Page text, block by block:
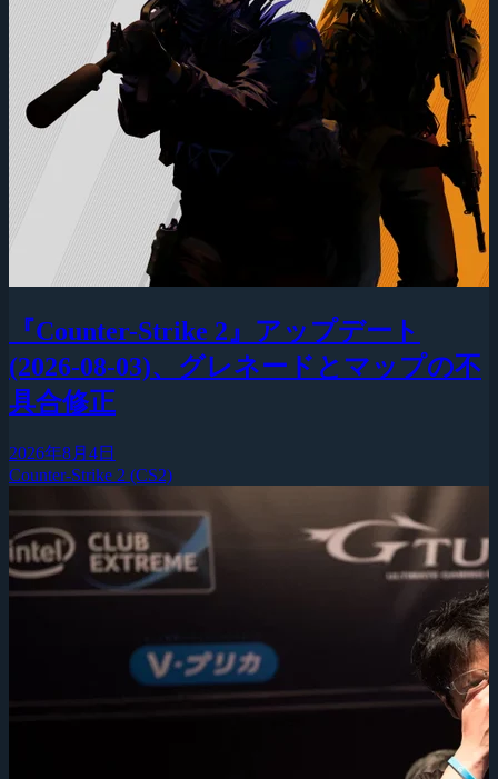
『Counter-Strike 2』アップデート
(2026-08-03)、グレネードとマップの不
具合修正
2026年8月4日
Counter-Strike 2 (CS2)